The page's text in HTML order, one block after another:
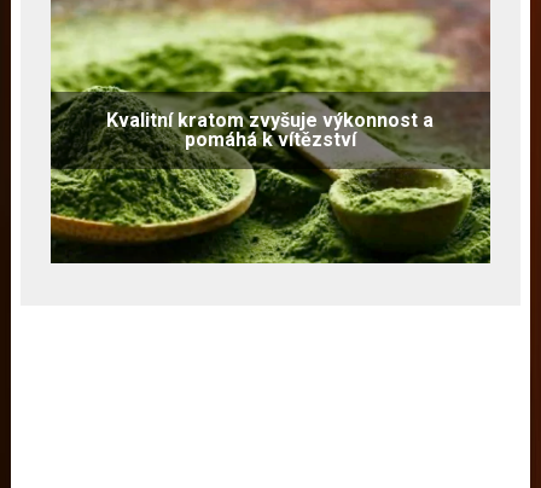
Kvalitní kratom zvyšuje výkonnost a
pomáhá k vítězství